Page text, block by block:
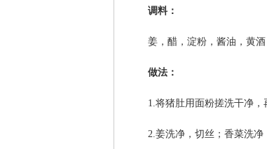
调料：
姜，醋，淀粉，酱油，黄酒
做法：
1.将猪肚用面粉搓洗干净，
2.姜洗净，切丝；香菜洗净